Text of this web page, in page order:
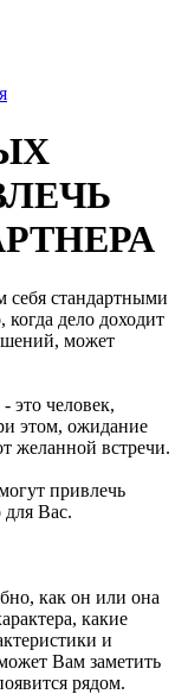
себя стандартными
дело доходит
может
это человек,
этом, ожидание
желанной встречи.
привлечь
для Вас.
как он или она
какие
и
Вам заметить
рядом.